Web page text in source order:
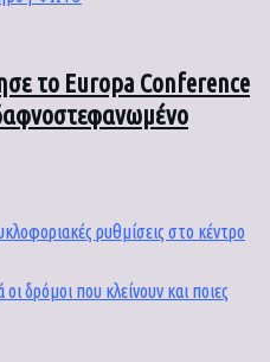
το Europa Conference